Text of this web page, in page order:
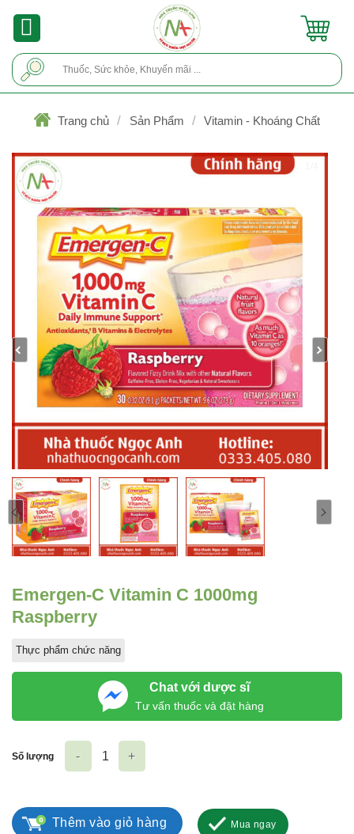
Trang chủ / Sản Phẩm / Vitamin - Khoáng Chất
Emergen-C Vitamin C 1000mg
Raspberry
Thực phẩm chức năng
Chat với dược sĩ
Tư vấn thuốc và đặt hàng
Số lượng
Thêm vào giỏ hàng Mua ngay